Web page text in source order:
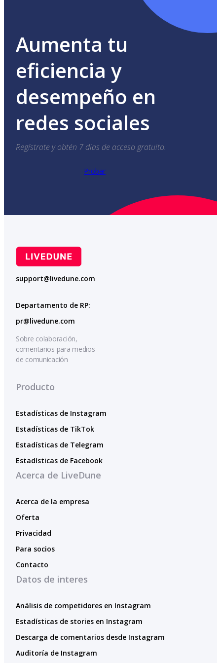
Aumenta tu
eficiencia y
desempeño en
redes sociales
Regístrate y obtén 7 días de acceso gratuito.
Probar
support@livedune.com
Departamento de RP:
pr@livedune.com
Sobre colaboración,
comentarios para medios
de comunicación
Producto
Estadísticas de Instagram
Estadísticas de TikTok
Estadísticas de Telegram
Estadísticas de Facebook
Acerca de LiveDune
Acerca de la empresa
Oferta
Privacidad
Para socios
Contacto
Datos de interes
Análisis de competidores en Instagram
Estadísticas de stories en Instagram
Descarga de comentarios desde Instagram
Auditoría de Instagram